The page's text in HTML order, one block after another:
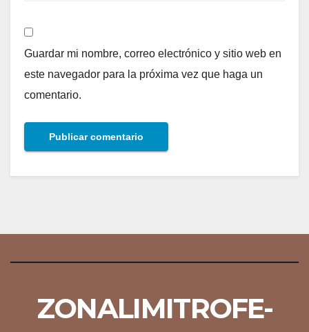
Guardar mi nombre, correo electrónico y sitio web en
este navegador para la próxima vez que haga un
comentario.
ZONALIMITROFE-